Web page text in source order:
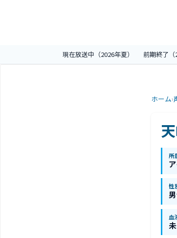
現在放送中（2026年夏） 前期終了（
ホーム›
所
性
血